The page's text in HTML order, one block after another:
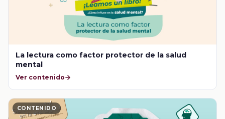
La lectura como factor protector de la salud
mental
Ver contenido
CONTENIDO